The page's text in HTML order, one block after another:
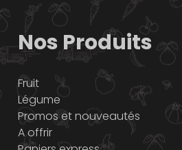
Nos Produits
Fruit
Légume
Promos et nouveautés
A offrir